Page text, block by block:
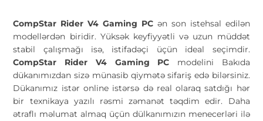
CompStar Rider V4 Gaming PC ən son istehsal edilən
modellərdən biridir. Yüksək keyfiyyətli və uzun müddət
stabil çalışmağı isə, istifadəçi üçün ideal seçimdir.
CompStar Rider V4 Gaming PC modelini Bakıda
dükanımızdan sizə münasib qiymətə sifariş edə bilərsiniz.
Dükanımız istər online istərsə də real olaraq satdığı hər
bir texnikaya yazılı rəsmi zəmanət təqdim edir. Daha
ətraflı məlumat almaq üçün dülkanımızın menecerləri ilə